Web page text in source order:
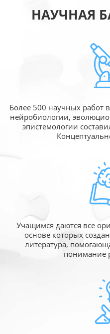
НАУЧНАЯ
Более 500 научных работ
нейробиологии,
эпистемологии
Учащимся даются все
основе которых
литература,
понимание